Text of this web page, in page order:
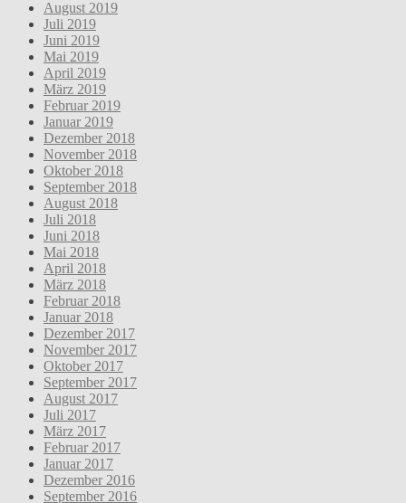
August 2019
Juli 2019
Juni 2019
Mai 2019
April 2019
März 2019
Februar 2019
Januar 2019
Dezember 2018
November 2018
Oktober 2018
September 2018
August 2018
Juli 2018
Juni 2018
Mai 2018
April 2018
März 2018
Februar 2018
Januar 2018
Dezember 2017
November 2017
Oktober 2017
September 2017
August 2017
Juli 2017
März 2017
Februar 2017
Januar 2017
Dezember 2016
September 2016